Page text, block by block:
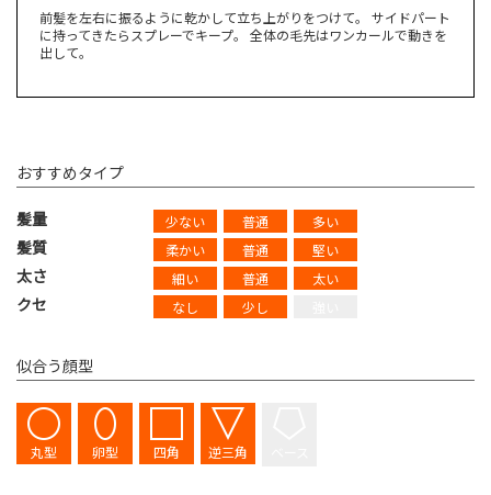
前髪を左右に振るように乾かして立ち上がりをつけて。 サイドパート
に持ってきたらスプレーでキープ。 全体の毛先はワンカールで動きを
出して。
おすすめタイプ
髪量 少ない 普通 多い
髪質 柔かい 普通 堅い
太さ 細い 普通 太い
クセ なし 少し
似合う顔型
丸型 卵型 四角 逆三角